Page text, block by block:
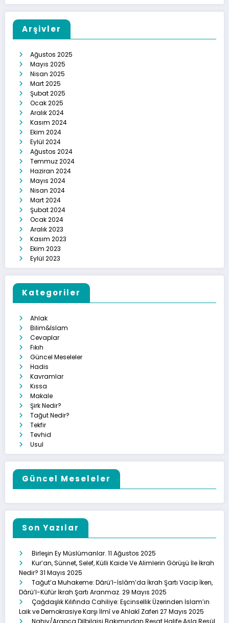
Arşivler
Ağustos 2025
Mayıs 2025
Nisan 2025
Mart 2025
Şubat 2025
Ocak 2025
Aralık 2024
Kasım 2024
Ekim 2024
Eylül 2024
Ağustos 2024
Temmuz 2024
Haziran 2024
Mayıs 2024
Nisan 2024
Mart 2024
Şubat 2024
Ocak 2024
Aralık 2023
Kasım 2023
Ekim 2023
Eylül 2023
Kategoriler
Ahlak
Bilim&İslam
Cevaplar
Fıkıh
Güncel Meseleler
Hadis
Kavramlar
Kıssa
Makale
Şirk Nedir?
Tağut Nedir?
Tekfir
Tevhid
Usul
Güncel Meseleler
Son Yazılar
Birleşin Ey Müslümanlar. 11 Ağustos 2025
Kur’an, Sünnet, Selef, Külli Kaide Ve Alimlerin Görüşü İle İkrah
Nedir? 31 Mayıs 2025
Tağut’a Muhakeme: Dârü’l-İslâm’da İkrah Şartı Vacip İken,
Dârü’l-Küfür İkrah Şartı Aranmaz. 29 Mayıs 2025
Çağdaşlık Kılıfında Cahiliye: Eşcinsellik Üzerinden İslam’ın
Laik ve Demokrasiye Karşı İlmî ve Ahlakî Zaferi 27 Mayıs 2025
Nahiv/Arapça Dilbilgisi Bakımından Reşat Halife Asla Resül